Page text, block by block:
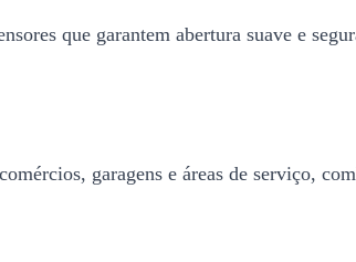
que garantem abertura suave e
garagens e áreas de serviço,